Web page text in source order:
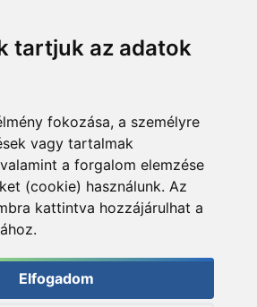
tartjuk az adatok
fokozása, a személyre
vagy tartalmak
a forgalom elemzése
(cookie) használunk. Az
kattintva hozzájárulhat a
Elfogadom